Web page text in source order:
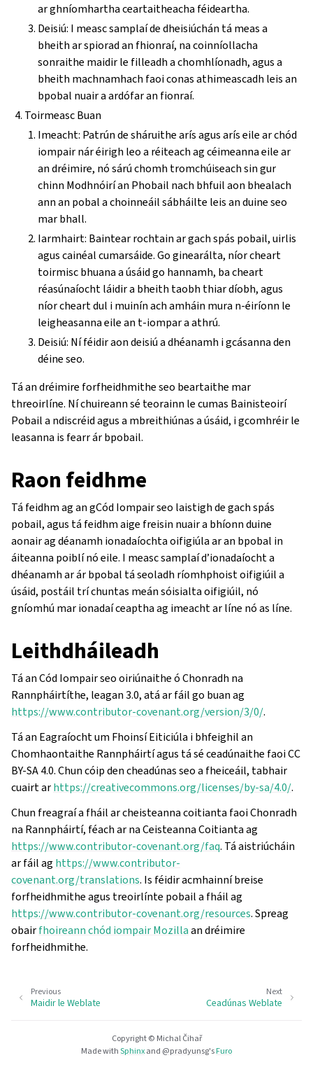
ar ghníomhartha ceartaitheacha féideartha.
Deisiú: I measc samplaí de dheisiúchán tá meas a
bheith ar spiorad an fhionraí, na coinníollacha
sonraithe maidir le filleadh a chomhlíonadh, agus a
bheith machnamhach faoi conas athimeascadh leis an
bpobal nuair a ardófar an fionraí.
Toirmeasc Buan
Imeacht: Patrún de sháruithe arís agus arís eile ar chód
iompair nár éirigh leo a réiteach ag céimeanna eile ar
an dréimire, nó sárú chomh tromchúiseach sin gur
chinn Modhnóirí an Phobail nach bhfuil aon bhealach
ann an pobal a choinneáil sábháilte leis an duine seo
mar bhall.
Iarmhairt: Baintear rochtain ar gach spás pobail, uirlis
agus cainéal cumarsáide. Go ginearálta, níor cheart
toirmisc bhuana a úsáid go hannamh, ba cheart
réasúnaíocht láidir a bheith taobh thiar díobh, agus
níor cheart dul i muinín ach amháin mura n-éiríonn le
leigheasanna eile an t-iompar a athrú.
Deisiú: Ní féidir aon deisiú a dhéanamh i gcásanna den
déine seo.
Tá an dréimire forfheidhmithe seo beartaithe mar
threoirlíne. Ní chuireann sé teorainn le cumas Bainisteoirí
Pobail a ndiscréid agus a mbreithiúnas a úsáid, i gcomhréir le
leasanna is fearr ár bpobail.
Raon feidhme
Tá feidhm ag an gCód Iompair seo laistigh de gach spás
pobail, agus tá feidhm aige freisin nuair a bhíonn duine
aonair ag déanamh ionadaíochta oifigiúla ar an bpobal in
áiteanna poiblí nó eile. I measc samplaí d’ionadaíocht a
dhéanamh ar ár bpobal tá seoladh ríomhphoist oifigiúil a
úsáid, postáil trí chuntas meán sóisialta oifigiúil, nó
gníomhú mar ionadaí ceaptha ag imeacht ar líne nó as líne.
Leithdháileadh
Tá an Cód Iompair seo oiriúnaithe ó Chonradh na
Rannpháirtíthe, leagan 3.0, atá ar fáil go buan ag
https://www.contributor-covenant.org/version/3/0/.
Tá an Eagraíocht um Fhoinsí Eiticiúla i bhfeighil an
Chomhaontaithe Rannpháirtí agus tá sé ceadúnaithe faoi CC
BY-SA 4.0. Chun cóip den cheadúnas seo a fheiceáil, tabhair
cuairt arhttps://creativecommons.org/licenses/by-sa/4.0/.
Chun freagraí a fháil ar cheisteanna coitianta faoi Chonradh
na Rannpháirtí, féach ar na Ceisteanna Coitianta ag
https://www.contributor-covenant.org/faq. Tá aistriúcháin
ar fáil ag https://www.contributor-
covenant.org/translations. Is féidir acmhainní breise
forfheidhmithe agus treoirlínte pobail a fháil ag
https://www.contributor-covenant.org/resources. Spreag
obairfhoireann chód iompair Mozillaan dréimire
forfheidhmithe.
Next
Ceadúnas Weblate
Previous
Maidir le Weblate
Copyright © Michal Čihař
Made withSphinxand @pradyunsg'sFuro